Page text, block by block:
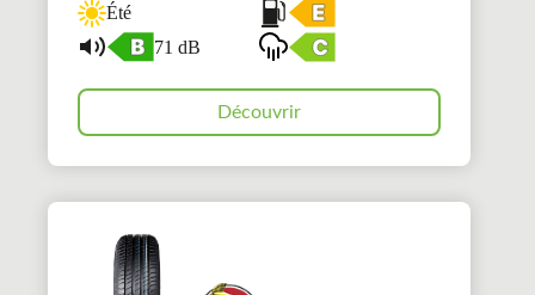
Été
71 dB
Découvrir